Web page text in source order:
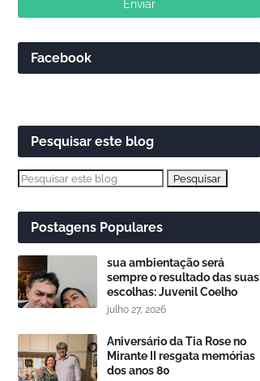
Facebook
Pesquisar este blog
Postagens Populares
sua ambientação será
sempre o resultado das suas
escolhas: Juvenil Coelho
julho 27, 2026
Aniversário da Tia Rose no
Mirante II resgata memórias
dos anos 80